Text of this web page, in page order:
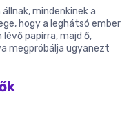
mindenkinek a
hogy a leghátsó ember
papírra, majd ő,
megpróbálja ugyanezt